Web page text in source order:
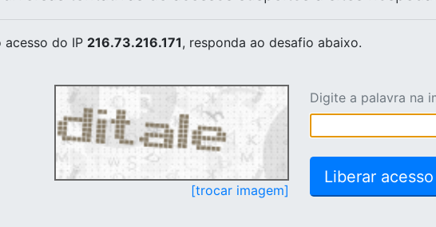
acesso do IP 216.73.216.171, responda ao desafio abaixo.
[trocar imagem]
Digite a palavra na